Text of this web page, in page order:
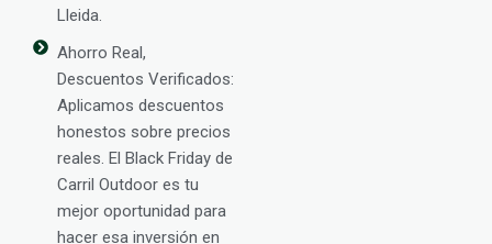
Lleida.
Ahorro Real,
Descuentos Verificados:
Aplicamos descuentos
honestos sobre precios
reales. El Black Friday de
Carril Outdoor es tu
mejor oportunidad para
hacer esa inversión en